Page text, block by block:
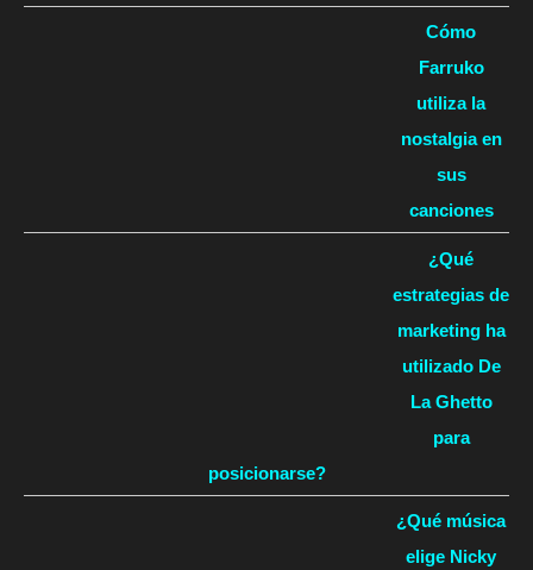
Cómo
Farruko
utiliza la
nostalgia en
sus
canciones
¿Qué
estrategias de
marketing ha
utilizado De
La Ghetto
para
posicionarse?
¿Qué música
elige Nicky